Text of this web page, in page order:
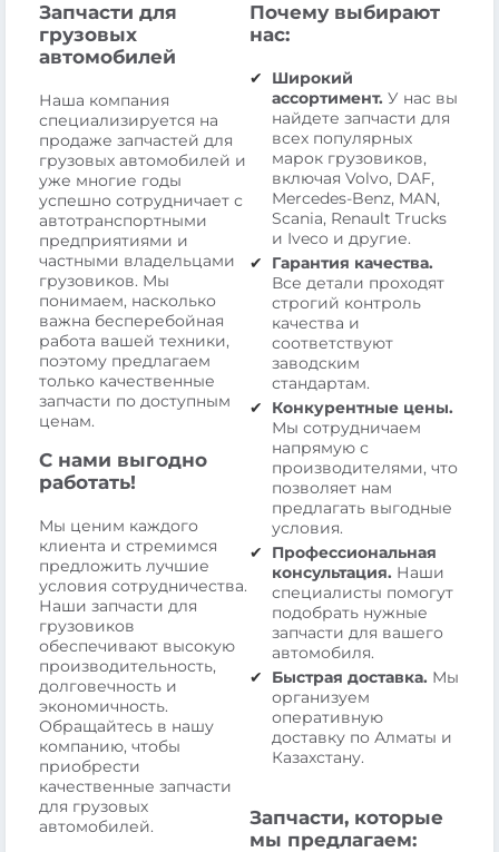
Запчасти для
грузовых
автомобилей
Наша компания
специализируется на
продаже запчастей для
грузовых автомобилей и
уже многие годы
успешно сотрудничает с
автотранспортными
предприятиями и
частными владельцами
грузовиков. Мы
понимаем, насколько
важна бесперебойная
работа вашей техники,
поэтому предлагаем
только качественные
запчасти по доступным
ценам.
С нами выгодно
работать!
Мы ценим каждого
клиента и стремимся
предложить лучшие
условия сотрудничества.
Наши запчасти для
грузовиков
обеспечивают высокую
производительность,
долговечность и
экономичность.
Обращайтесь в нашу
компанию, чтобы
приобрести
качественные запчасти
для грузовых
автомобилей.
Почему выбирают
нас:
Широкий
ассортимент. У нас вы
найдете запчасти для
всех популярных
марок грузовиков,
включая Volvo, DAF,
Mercedes-Benz, MAN,
Scania, Renault Trucks
и Iveco и другие.
Гарантия качества.
Все детали проходят
строгий контроль
качества и
соответствуют
заводским
стандартам.
Конкурентные цены.
Мы сотрудничаем
напрямую с
производителями, что
позволяет нам
предлагать выгодные
условия.
Профессиональная
консультация. Наши
специалисты помогут
подобрать нужные
запчасти для вашего
автомобиля.
Быстрая доставка. Мы
организуем
оперативную
доставку по Алматы и
Казахстану.
Запчасти, которые
мы предлагаем: